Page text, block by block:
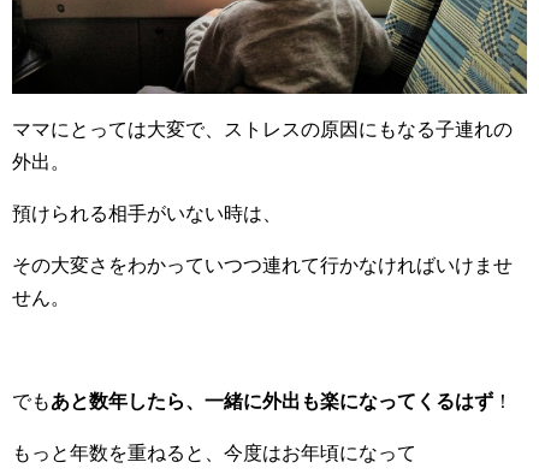
ママにとっては大変で、ストレスの原因にもなる子連れの
外出。
預けられる相手がいない時は、
その大変さをわかっていつつ連れて行かなければいけませ
せん。
でもあと数年したら、一緒に外出も楽になってくるはず ！
もっと年数を重ねると、今度はお年頃になって